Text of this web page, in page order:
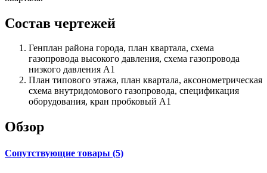
Состав чертежей
Генплан района города, план квартала, схема
газопровода высокого давления, схема газопровода
низкого давления А1
План типового этажа, план квартала, аксонометрическая
схема внутридомового газопровода, спецификация
оборудования, кран пробковый А1
Обзор
Сопутствующие товары (5)